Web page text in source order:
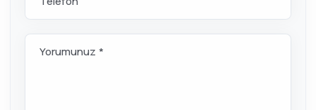
Yorumunuz *